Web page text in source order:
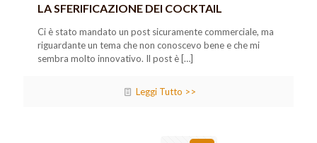
LA SFERIFICAZIONE DEI COCKTAIL
Ci è stato mandato un post sicuramente commerciale, ma
riguardante un tema che non conoscevo bene e che mi
sembra molto innovativo. Il post è[…]
Leggi Tutto >>